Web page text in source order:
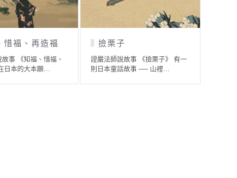
孝順的哥哥
證嚴法師說故事 《孝順的哥哥》
很久以前，在日本一個小…
證嚴法師說故事 《阿耆達王墮為
蟒身》 佛典中記載一段故…